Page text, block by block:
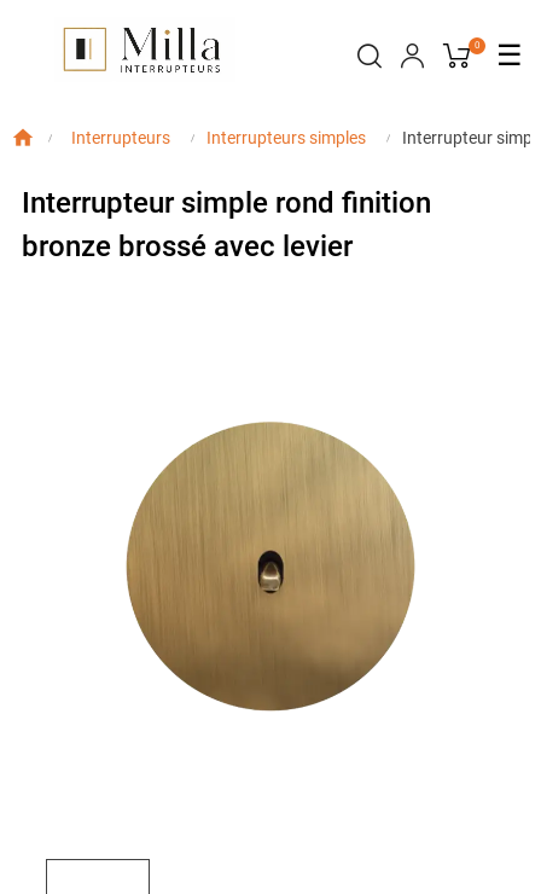
☰
0
Interrupteurs Interrupteurs simples Interrupteur
Interrupteur simple rond finition
bronze brossé avec levier